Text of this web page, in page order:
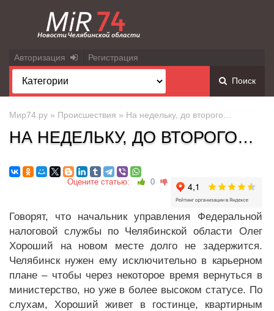
Авторизация Регистрация
Поиск
Мир74.ру » Происшествия » На недельку, до второго…
НА НЕДЕЛЬКУ, ДО ВТОРОГО…
Оцените статью: 0
Говорят, что начальник управления Федеральной
налоговой службы по Челябинской области Олег
Хороший на новом месте долго не задержится.
Челябинск нужен ему исключительно в карьерном
плане – чтобы через некоторое время вернуться в
министерство, но уже в более высоком статусе. По
слухам, Хороший живет в гостинце, квартирным